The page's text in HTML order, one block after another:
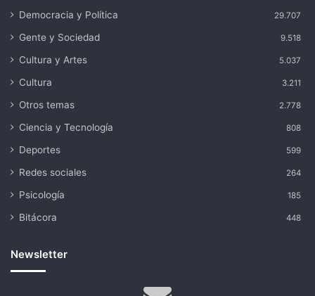
Democracia y Política 29.707
Gente y Sociedad 9.518
Cultura y Artes 5.037
Cultura 3.211
Otros temas 2.778
Ciencia y Tecnología 808
Deportes 599
Redes sociales 264
Psicología 185
Bitácora 448
Newsletter